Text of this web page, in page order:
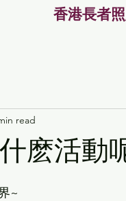
香港長者
麽活動
read
~